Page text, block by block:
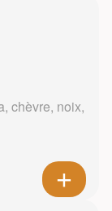
chèvre, noix,